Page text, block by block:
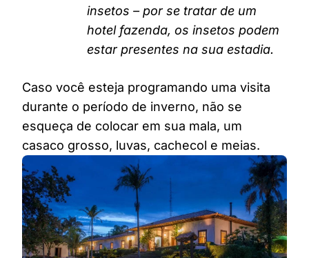
insetos – por se tratar de um
hotel fazenda, os insetos podem
estar presentes na sua estadia.
Caso você esteja programando uma visita
durante o período de inverno, não se
esqueça de colocar em sua mala, um
casaco grosso, luvas, cachecol e meias.